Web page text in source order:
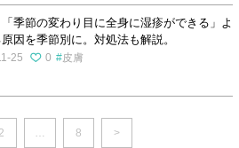
季節の変わり目に全身に湿疹ができる」よ
原因を季節別に。対処法も解説。
25 0 皮膚
… 8 >